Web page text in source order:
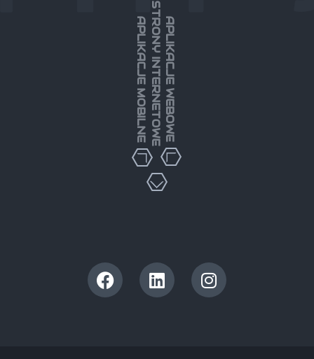
APLIKACJE MOBILNESTRONY INTERNETOWEAPLIKACJE WEBOWE